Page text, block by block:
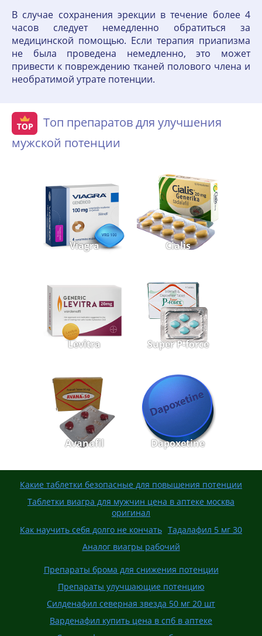
В случае сохранения эрекции в течение более 4
часов следует немедленно обратиться за
медицинской помощью. Если терапия приапизма
не была проведена немедленно, это может
привести к повреждению тканей полового члена и
необратимой утрате потенции.
Топ препаратов для улучшения
мужской потенции
Viagra Cialis
Levitra Super P-force
Avanafil Dapoxetine
Какие таблетки безопасные для повышения потенции
Таблетки виагра для мужчин цена в аптеке москва
оригинал
Как научить себя долго не кончать Тадалафил 5 мг 30
Аналог виагры рабочий
Препараты брома для снижения потенции
Препараты улучшающие потенцию
Силденафил северная звезда 50 мг 20 шт
Варденафил купить цена в спб в аптеке